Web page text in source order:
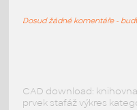
Dosud žádné komentáře -
CAD download:
prvek stafáž výkres